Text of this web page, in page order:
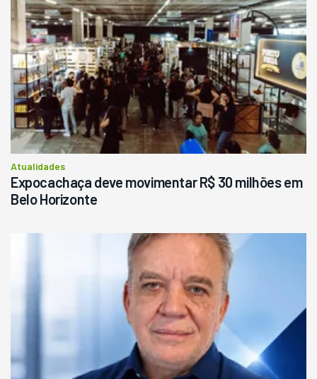
Pá Carregadeira Cat 966
Ano 1987
Londrina
R$ 145.000
Consultar
Atualidades
Expocachaça deve movimentar R$ 30 milhões em
Belo Horizonte